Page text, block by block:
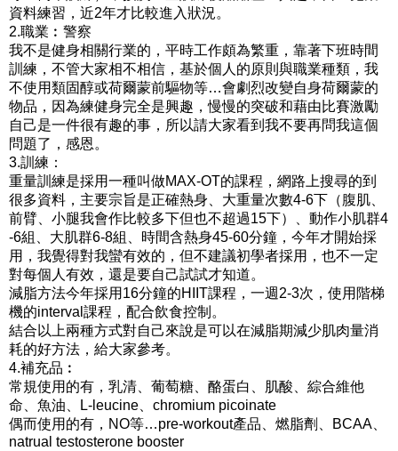
資料練習，近2年才比較進入狀況。
2.職業︰警察
我不是健身相關行業的，平時工作頗為繁重，靠著下班時間
訓練，不管大家相不相信，基於個人的原則與職業種類，我
不使用類固醇或荷爾蒙前驅物等…會劇烈改變自身荷爾蒙的
物品，因為練健身完全是興趣，慢慢的突破和藉由比賽激勵
自己是一件很有趣的事，所以請大家看到我不要再問我這個
問題了，感恩。
3.訓練：
重量訓練是採用一種叫做MAX-OT的課程，網路上搜尋的到
很多資料，主要宗旨是正確熱身、大重量次數4-6下（腹肌、
前臂、小腿我會作比較多下但也不超過15下）、動作小肌群4
-6組、大肌群6-8組、時間含熱身45-60分鐘，今年才開始採
用，我覺得對我蠻有效的，但不建議初學者採用，也不一定
對每個人有效，還是要自己試試才知道。
減脂方法今年採用16分鐘的HIIT課程，一週2-3次，使用階梯
機的interval課程，配合飲食控制。
結合以上兩種方式對自己來說是可以在減脂期減少肌肉量消
耗的好方法，給大家參考。
4.補充品︰
常規使用的有，乳清、葡萄糖、酪蛋白、肌酸、綜合維他
命、魚油、L-leucine、chromium picoinate
偶而使用的有，NO等…pre-workout產品、燃脂劑、BCAA、
natrual testosterone booster